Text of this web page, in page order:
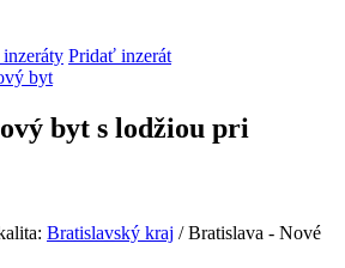
Pridať inzerát
byt
byt s lodžiou pri
Bratislavský kraj / Bratislava - Nové